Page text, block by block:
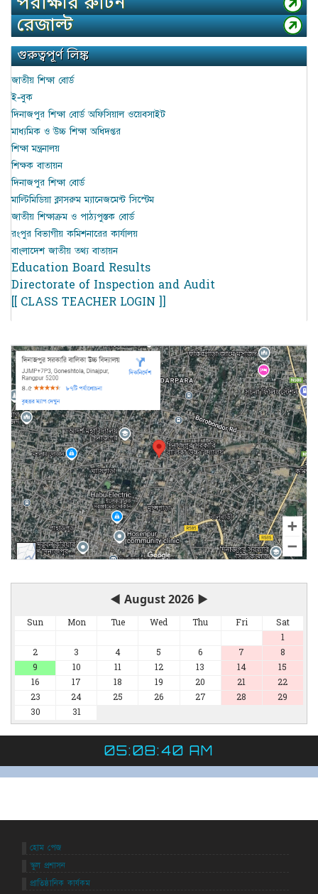
রেজাল্ট
গুরুত্বপূর্ণ লিঙ্ক
জাতীয় শিক্ষা বোর্ড
ই-বুক
দিনাজপুর শিক্ষা বোর্ড অফিসিয়াল ওয়েবসাইট
মাধ্যমিক ও উচ্চ শিক্ষা অধিদপ্তর
শিক্ষা মন্ত্রনালয়
শিক্ষক বাতায়ন
দিনাজপুর শিক্ষা বোর্ড
মাল্টিমিডিয়া ক্লাসরুম ম্যানেজমেন্ট সিস্টেম
জাতীয় শিক্ষাক্রম ও পাঠ্যপুস্তক বোর্ড
রংপুর বিভাগীয় কমিশনারের কার্যালয়
বাংলাদেশ জাতীয় তথ্য বাতায়ন
Education Board Results
Directorate of Inspection and Audit
[[ CLASS TEACHER LOGIN ]]
◀ August 2026 ▶
Sun Mon Tue Wed Thu Fri
Sat
1
2
3 4 5 6 7
8
9
10 11 12 13 14
15
16
17 18 19 20 21
22
23
24 25 26 27 28
29
30
31
05:08:40 AM
হোম পেজ
স্কুল প্রশাসন
প্রাতিষ্ঠানিক কার্যকম